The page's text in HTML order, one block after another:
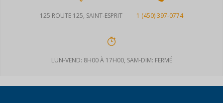
125 ROUTE 125, SAINT-ESPRIT 1 (450) 397-0774
LUN-VEND: 8H00 À 17H00, SAM-DIM: FERMÉ